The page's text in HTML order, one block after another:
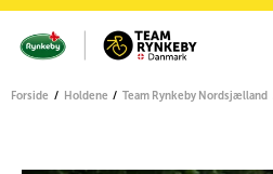
Forside Holdene Team Rynkeby Nordsjælland